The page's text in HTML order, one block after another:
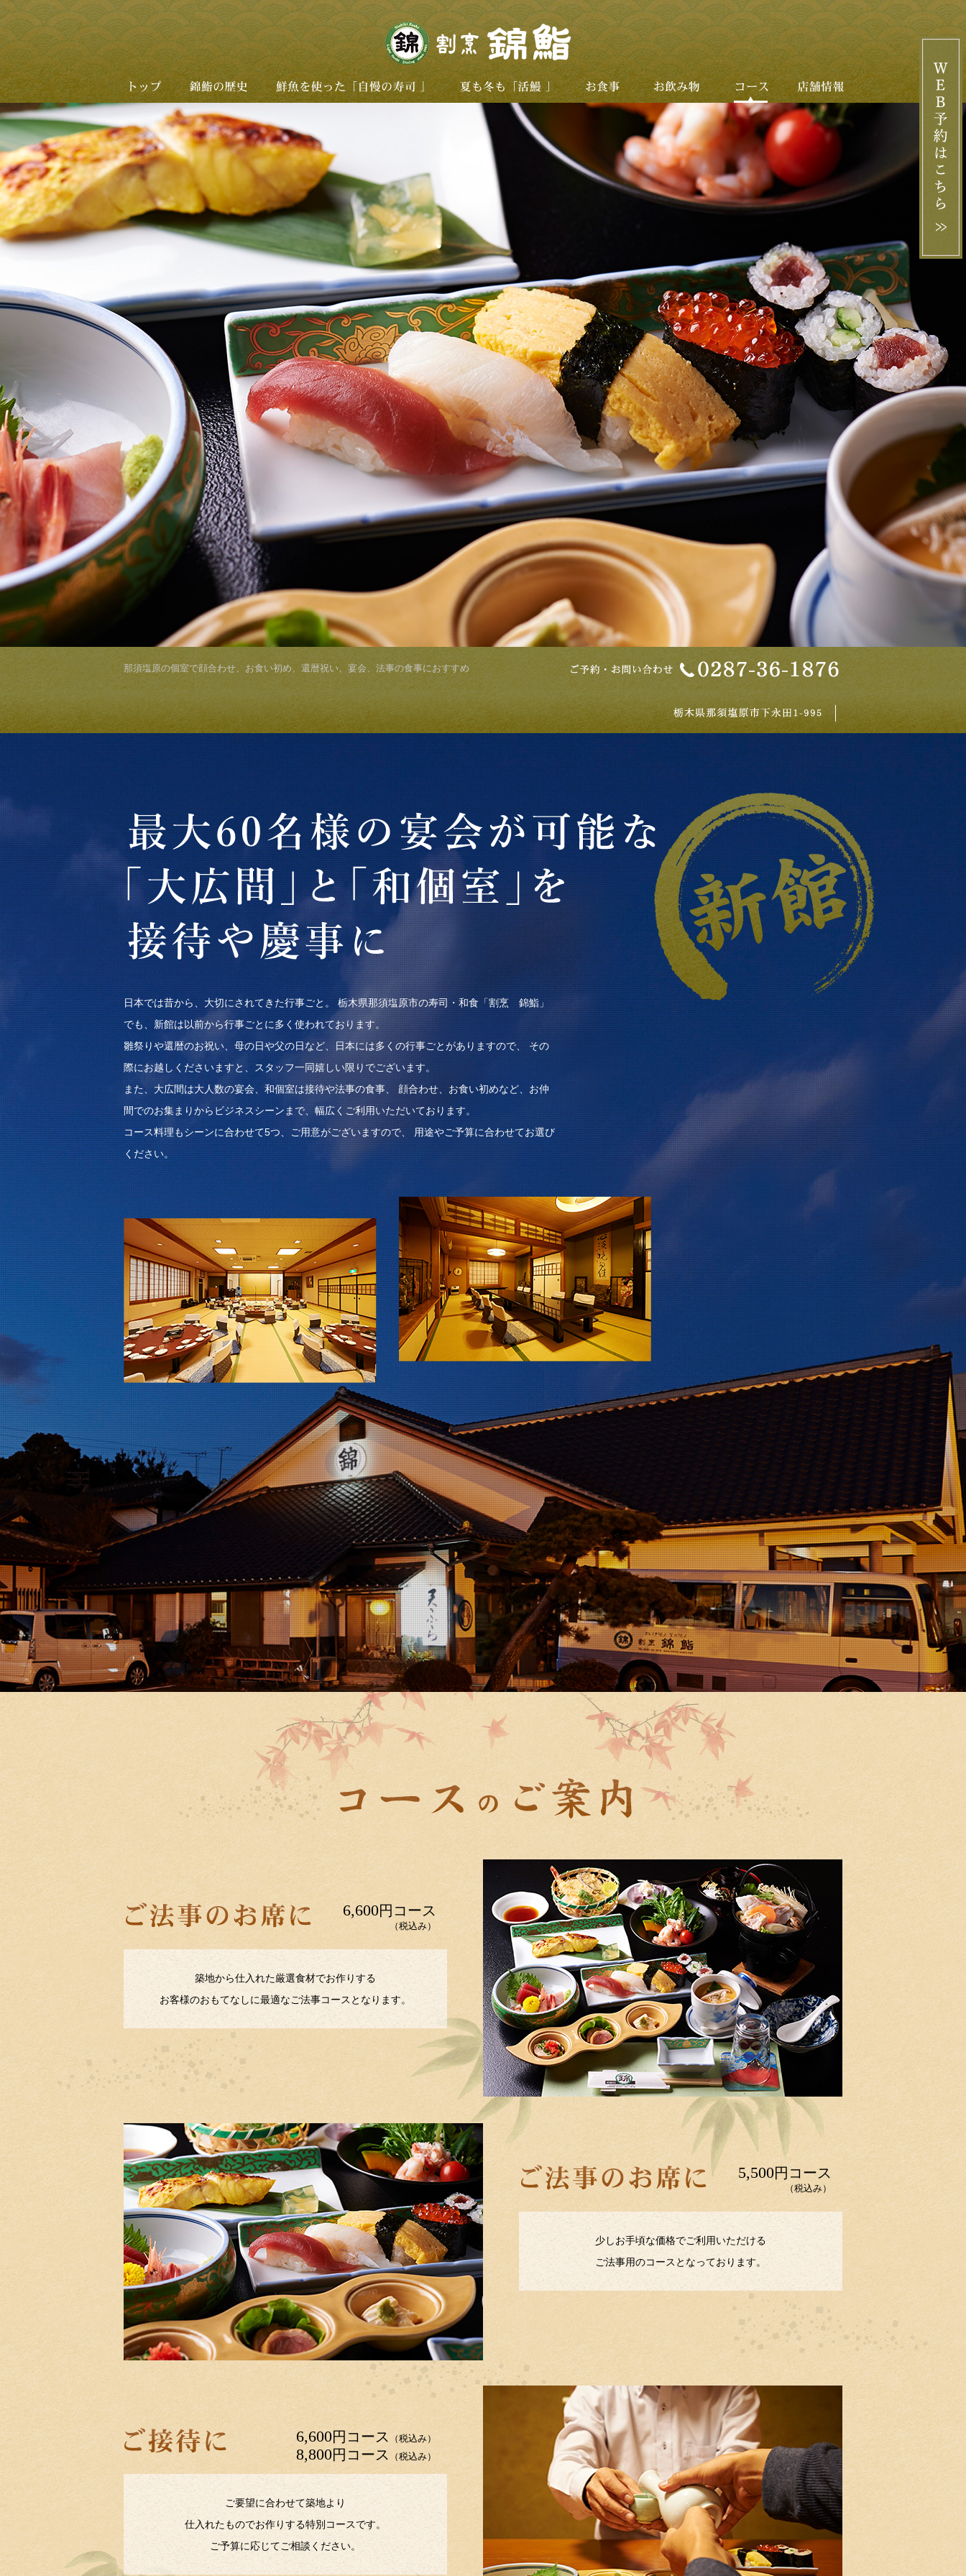
那須塩原の個室で顔合わせ、お食い初め、還暦祝い、宴会、法事の食事におすすめ
日本では昔から、大切にされてきた行事ごと。 栃木県那須塩原市の寿司・和食「割烹 錦鮨」
でも、新館は以前から行事ごとに多く使われております。
雛祭りや還暦のお祝い、母の日や父の日など、日本には多くの行事ごとがありますので、 その
際にお越しくださいますと、スタッフ一同嬉しい限りでございます。
また、大広間は大人数の宴会、和個室は接待や法事の食事、 顔合わせ、お食い初めなど、お仲
間でのお集まりからビジネスシーンまで、幅広くご利用いただいております。
コース料理もシーンに合わせて5つ、ご用意がございますので、 用途やご予算に合わせてお選び
ください。
6,600円コース
（税込み）
築地から仕入れた厳選食材でお作りする
お客様のおもてなしに最適なご法事コースとなります。
5,500円コース
（税込み）
少しお手頃な価格でご利用いただける
ご法事用のコースとなっております。
6,600円コース （税込み）
8,800円コース （税込み）
ご要望に合わせて築地より
仕入れたものでお作りする特別コースです。
ご予算に応じてご相談ください。